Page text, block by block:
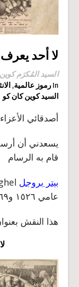
لا أحد
السيد المُكرَم
In رموز عالمية,
السيد كوين كان كو
أصدقائي
يسعدني أن
قام به الرسام
بيتر بروجل
عامي ١٥٢٦ و١٥٦٩
هذا النقش